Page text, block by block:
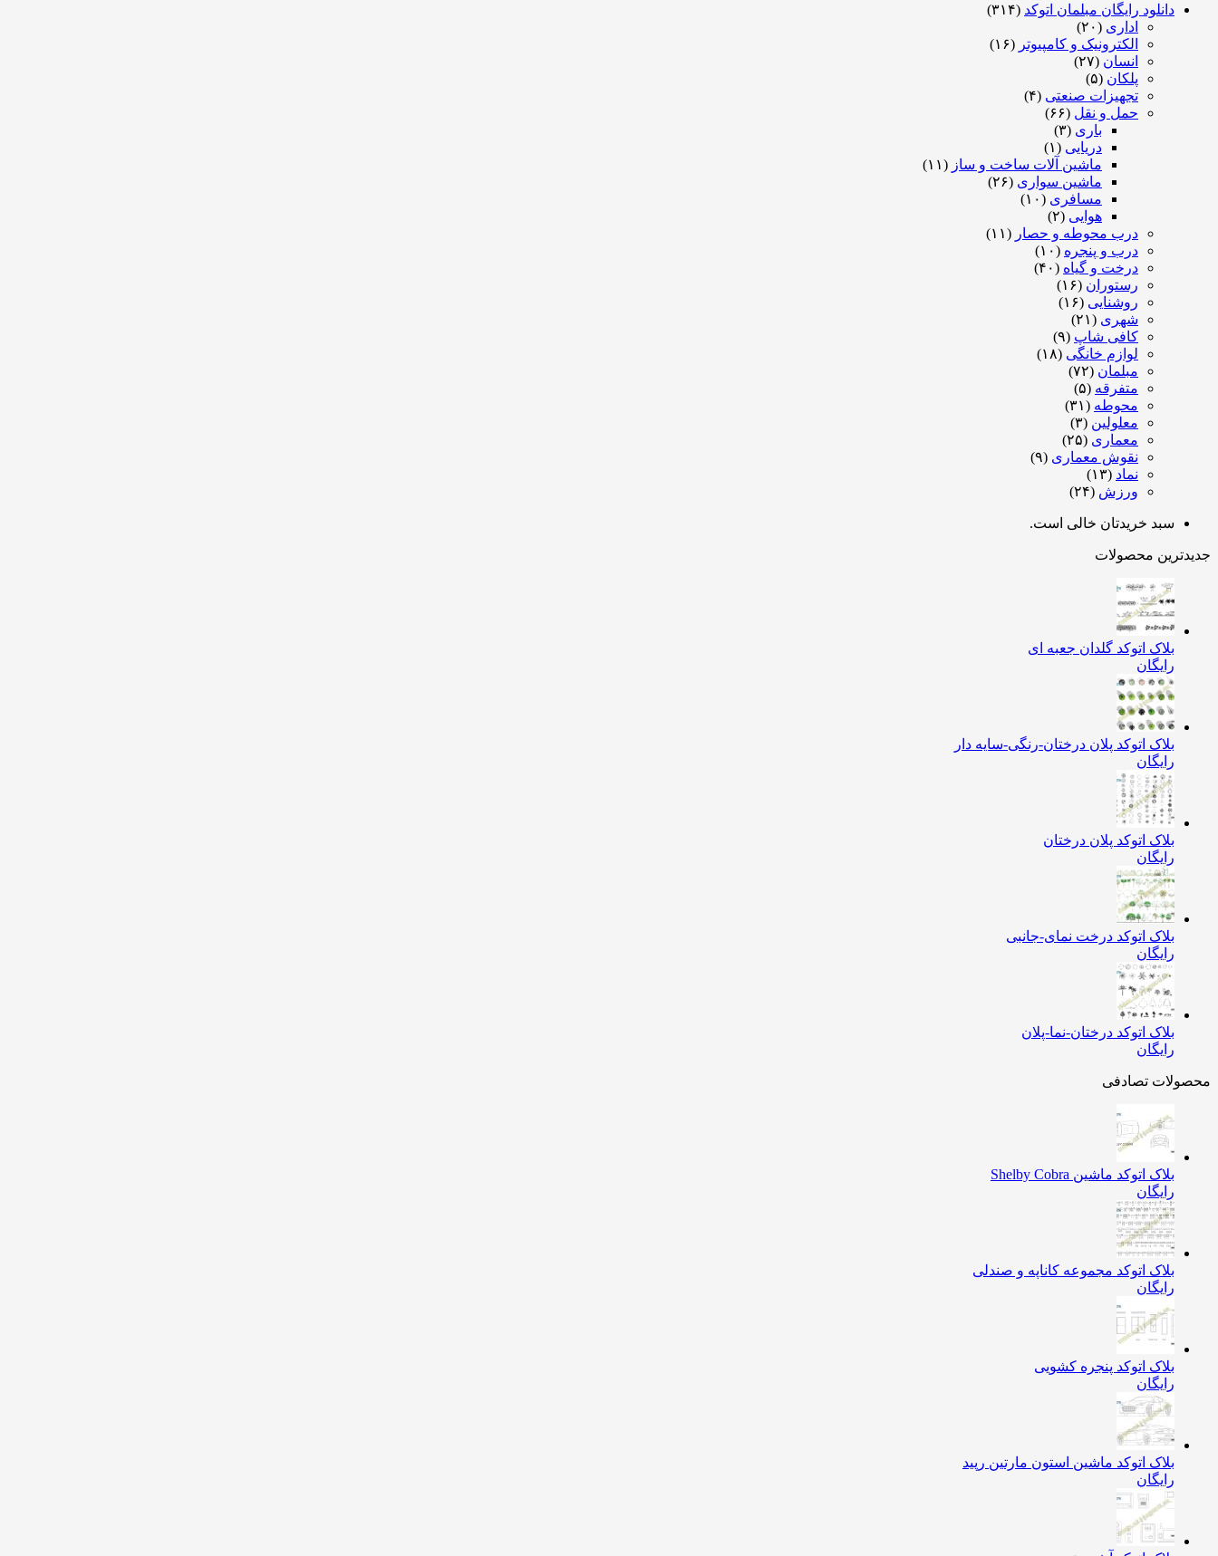
دانلود رایگان مبلمان اتوکد (۳۱۴)
اداری (۲۰)
الکترونیک و کامپیوتر (۱۶)
انسان (۲۷)
پلکان (۵)
تجهیزات صنعتی (۴)
حمل و نقل (۶۶)
باری (۳)
دریایی (۱)
ماشین آلات ساخت و ساز (۱۱)
ماشین سواری (۲۶)
مسافری (۱۰)
هوایی (۲)
درب محوطه و حصار (۱۱)
درب و پنجره (۱۰)
درخت و گیاه (۴۰)
رستوران (۱۶)
روشنایی (۱۶)
شهری (۲۱)
کافی شاپ (۹)
لوازم خانگی (۱۸)
مبلمان (۷۲)
متفرقه (۵)
محوطه (۳۱)
معلولین (۳)
معماری (۲۵)
نقوش معماری (۹)
نماد (۱۳)
ورزش (۲۴)
سبد خریدتان خالی است.
جدیدترین محصولات
بلاک اتوکد گلدان جعبه ای
رایگان
بلاک اتوکد پلان درختان-رنگی-سایه دار
رایگان
بلاک اتوکد پلان درختان
رایگان
بلاک اتوکد درخت نمای-جانبی
رایگان
بلاک اتوکد درختان-نما-پلان
رایگان
محصولات تصادفی
بلاک اتوکد ماشین Shelby Cobra
رایگان
بلاک اتوکد مجموعه کاناپه و صندلی
رایگان
بلاک اتوکد پنجره کشویی
رایگان
بلاک اتوکد ماشین استون مارتین رپید
رایگان